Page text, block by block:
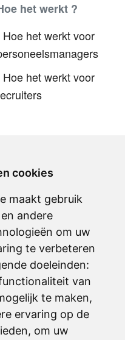
cookies
maakt gebruik
andere
om uw
te verbeteren
doeleinden:
van
te maken,
ervaring op de
, om uw
het werkt ?
Hoe het werkt voor
Hoe het werkt voor